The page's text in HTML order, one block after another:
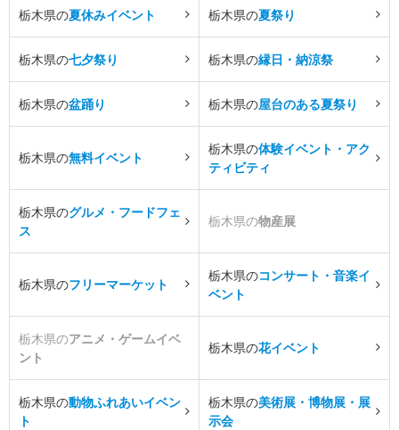
栃木県の夏休みイベント 栃木県の夏祭り
栃木県の七夕祭り 栃木県の縁日・納涼祭
栃木県の盆踊り 栃木県の屋台のある夏祭り
栃木県の無料イベント
栃木県の体験イベント・アク
ティビティ
栃木県のグルメ・フードフェ
ス
栃木県の物産展
栃木県のフリーマーケット
栃木県のコンサート・音楽イ
ベント
栃木県のアニメ・ゲームイベ
ント
栃木県の花イベント
栃木県の動物ふれあいイベン
ト
栃木県の美術展・博物展・展
示会